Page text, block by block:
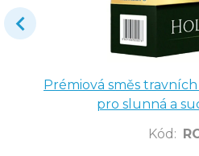
Prémiová směs
pro slunná a
Kód :